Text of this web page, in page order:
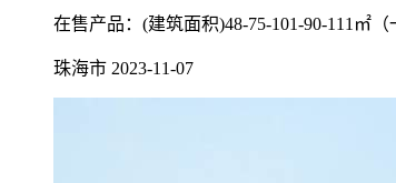
在售产品：(建筑面积)48-75-101-90-111㎡
珠海市 2023-11-07